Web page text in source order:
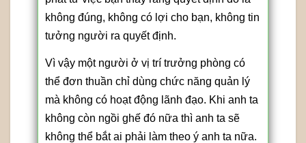
không đúng, không có lợi cho bạn, không tin
tưởng người ra quyết định.
Vì vậy một người ở vị trí trưởng phòng có
thể đơn thuần chỉ dùng chức năng quản lý
mà không có hoạt động lãnh đạo. Khi anh ta
không còn ngồi ghế đó nữa thì anh ta sẽ
không thể bắt ai phải làm theo ý anh ta nữa.